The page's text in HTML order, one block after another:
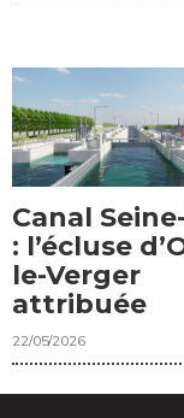
Canal
: l’écluse
le-Verger
attribuée
22/05/2026